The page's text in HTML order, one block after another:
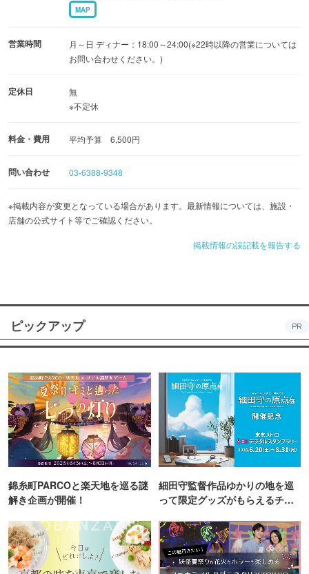
MAP
営業時間
月～日 ディナー：18:00～24:00(※22時以降の営業については
お問い合わせください。)
定休日
無
※不定休
料金・費用 平均予算 6,500円
問い合わせ 03-6388-9348
※掲載内容が変更となっている場合があります。最新情報については、施設・
店舗の公式サイト等でご確認ください。
掲載情報の誤記載を報告する
ピックアップ PR
錦糸町PARCOと楽天地を巡る謎
解き企画が開催！
細田守監督作品ゆかりの地を巡
って限定グッズがもらえるチャ